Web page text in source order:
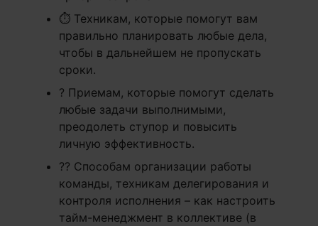
⏱ Техникам, которые помогут вам
правильно планировать любые дела,
чтобы в дальнейшем не пропускать
сроки.
? Приемам, которые помогут сделать
любые задачи выполнимыми,
преодолеть ступор и повысить
личную эффективность.
?‍? Способам организации работы
команды, техникам делегирования и
контроля исполнения – как настроить
тайм-менеджмент в коллективе (в